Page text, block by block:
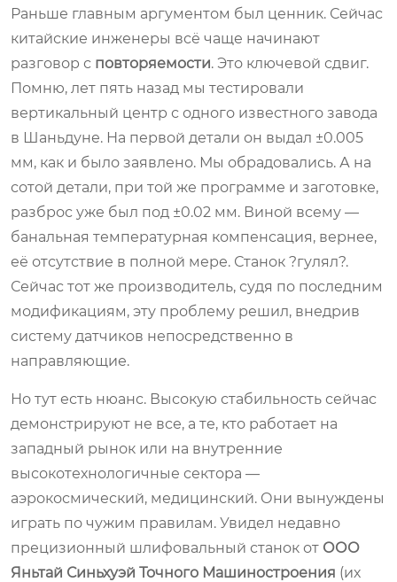
Раньше главным аргументом был ценник. Сейчас
китайские инженеры всё чаще начинают
разговор с повторяемости. Это ключевой сдвиг.
Помню, лет пять назад мы тестировали
вертикальный центр с одного известного завода
в Шаньдуне. На первой детали он выдал ±0.005
мм, как и было заявлено. Мы обрадовались. А на
сотой детали, при той же программе и заготовке,
разброс уже был под ±0.02 мм. Виной всему —
банальная температурная компенсация, вернее,
её отсутствие в полной мере. Станок ?гулял?.
Сейчас тот же производитель, судя по последним
модификациям, эту проблему решил, внедрив
систему датчиков непосредственно в
направляющие.
Но тут есть нюанс. Высокую стабильность сейчас
демонстрируют не все, а те, кто работает на
западный рынок или на внутренние
высокотехнологичные сектора —
аэрокосмический, медицинский. Они вынуждены
играть по чужим правилам. Увидел недавно
прецизионный шлифовальный станок от ООО
Яньтай Синьхуэй Точного Машиностроения (их